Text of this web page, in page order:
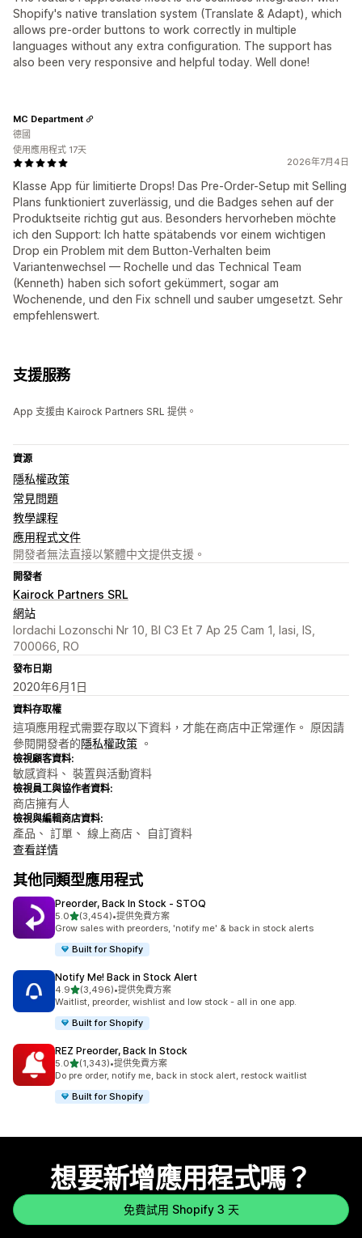
Shopify's native translation system (Translate & Adapt), which
allows pre-order buttons to work correctly in multiple
languages without any extra configuration. The support has
also been very responsive and helpful today. Well done!
2026年7月4日
Klasse App für limitierte Drops! Das Pre-Order-Setup mit Selling
Plans funktioniert zuverlässig, und die Badges sehen auf der
Produktseite richtig gut aus. Besonders hervorheben möchte
ich den Support: Ich hatte spätabends vor einem wichtigen
Drop ein Problem mit dem Button-Verhalten beim
Variantenwechsel — Rochelle und das Technical Team
(Kenneth) haben sich sofort gekümmert, sogar am
Wochenende, und den Fix schnell und sauber umgesetzt. Sehr
empfehlenswert.
MC Department
德國
使用應用程式 17天
支援服務
App 支援由 Kairock Partners SRL 提供。
資源
隱私權政策
常見問題
教學課程
應用程式文件
開發者無法直接以繁體中文提供支援。
開發者
Kairock Partners SRL
網站
Iordachi Lozonschi Nr 10, Bl C3 Et 7 Ap 25 Cam 1, Iasi, IS,
700066, RO
發布日期
2020年6月1日
資料存取權
這項應用程式需要存取以下資料，才能在商店中正常運作。 原因請
參閱開發者的隱私權政策 。
檢視顧客資料:
敏感資料、 裝置與活動資料
檢視員工與協作者資料:
商店擁有人
檢視與編輯商店資料:
產品、 訂單、 線上商店、 自訂資料
查看詳情
其他同類型應用程式
Preorder, Back In Stock ‑ STOQ
5.0滿分 5 顆星
(3,454)
共有 3454 則評價
•提供免費方案
Grow sales with preorders, 'notify me' & back in stock alerts
Built for Shopify
Notify Me! Back in Stock Alert
4.9滿分 5 顆星
(3,496)
共有 3496 則評價
•提供免費方案
Waitlist, preorder, wishlist and low stock - all in one app.
Built for Shopify
REZ Preorder, Back In Stock
5.0滿分 5 顆星
(1,343)
共有 1343 則評價
•提供免費方案
Do pre order, notify me, back in stock alert, restock waitlist
Built for Shopify
想要新增應用程式嗎？
免費試用 Shopify 3 天